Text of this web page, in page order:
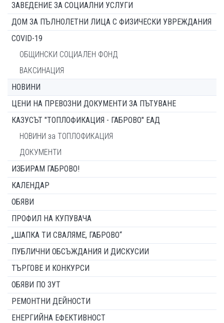
ЗАВЕДЕНИЕ ЗА СОЦИАЛНИ УСЛУГИ
ДОМ ЗА ПЪЛНОЛЕТНИ ЛИЦА С ФИЗИЧЕСКИ УВРЕЖДАНИЯ
COVID-19
ОБЩИНСКИ СОЦИАЛЕН ФОНД
ВАКСИНАЦИЯ
НОВИНИ
ЦЕНИ НА ПРЕВОЗНИ ДОКУМЕНТИ ЗА ПЪТУВАНЕ
КАЗУСЪТ "ТОПЛОФИКАЦИЯ - ГАБРОВО" ЕАД
НОВИНИ за ТОПЛОФИКАЦИЯ
ДОКУМЕНТИ
ИЗБИРАМ ГАБРОВО!
КАЛЕНДАР
ОБЯВИ
ПРОФИЛ НА КУПУВАЧА
„ШАПКА ТИ СВАЛЯМЕ, ГАБРОВО“
ПУБЛИЧНИ ОБСЪЖДАНИЯ И ДИСКУСИИ
ТЪРГОВЕ И КОНКУРСИ
ОБЯВИ ПО ЗУТ
РЕМОНТНИ ДЕЙНОСТИ
ЕНЕРГИЙНА ЕФЕКТИВНОСТ